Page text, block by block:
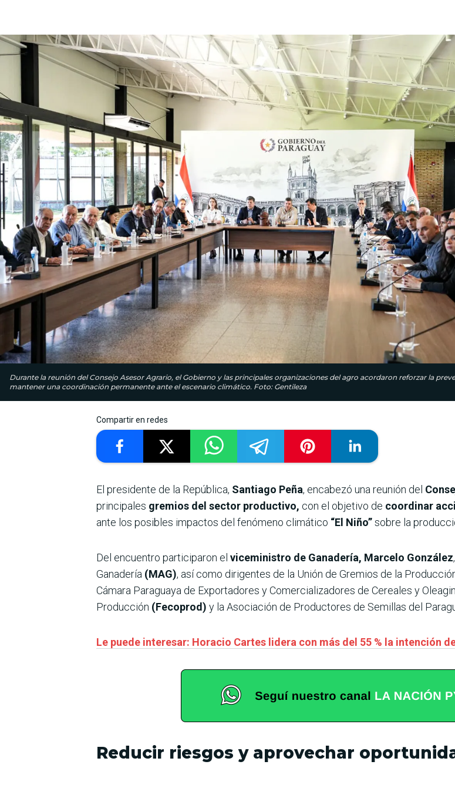
Durante la reunión del Consejo Asesor Agrario, el Gobierno y las principales organizaciones del agro acordaron reforzar la
mantener una coordinación permanente ante el escenario climático. Foto: Gentileza
Compartir en redes
El presidente de la República, Santiago Peña, encabezó una reunión del
principales gremios del sector productivo, con el objetivo de coordinar
ante los posibles impactos del fenómeno climático “El Niño”sobre la
Del encuentro participaron el viceministro de Ganadería, Marcelo González
Ganadería (MAG), así como dirigentes de la Unión de Gremios de la
Cámara Paraguaya de Exportadores y Comercializadores de Cereales y
Producción (Fecoprod) y la Asociación de Productores de Semillas del
Le puede interesar: Horacio Cartes lidera con más del 55 % la intención
Reducir riesgos y aprovechar